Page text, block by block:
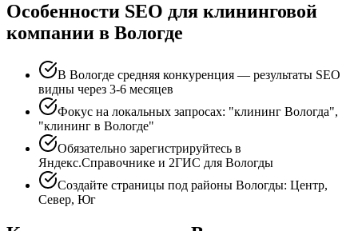
Особенности SEO для клининговой
компании в Вологде
В Вологде средняя конкуренция — результаты SEO
видны через 3-6 месяцев
Фокус на локальных запросах: "клининг Вологда",
"клининг в Вологде"
Обязательно зарегистрируйтесь в
Яндекс.Справочнике и 2ГИС для Вологды
Создайте страницы под районы Вологды: Центр,
Север, Юг